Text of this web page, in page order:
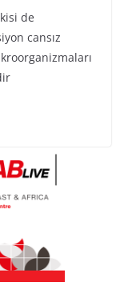
de
cansız